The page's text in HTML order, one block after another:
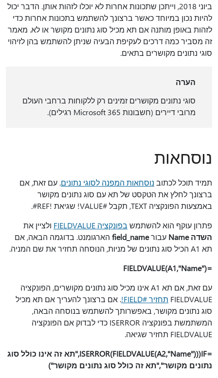
ביוני 2018, וייתכן שתכונות אחרות לא יוכלו לזהות אותן. הדבר יכול
להיות נכון במיוחד כאשר ברצונך להשתמש בתכונות אחרות כדי
לזהות באופן מותנה אם תא מכיל סוג נתונים מקושר או לא. מאמר
זה מסביר כמה דרכים לעקיפת הבעיה שניתן להשתמש בהן לזיהוי
סוגי נתונים מקושרים בתאים.
הערה
סוגי נתונים מקושרים זמינים רק ללקוחות ברחבי העולם
מרובי דיירים (חשבונות Microsoft 365 רגילים).
נוסחאות
תמיד תוכל לכתוב נוסחאות המפנה לסוגי נתונים. עם זאת, אם
ברצונך לחלץ את הטקסט של תא עם סוג נתונים מקושר
באמצעות הפונקציה TEXT, תקבל #VALUE! שגיאת ‎#REF!‎.
פתרון עוקף הוא להשתמש בפונקציה FIELDVALUE
ולציין את
השדה Name
עבורfield_name הארגומנט. בדוגמה הבאה, אם
תא A1 הכיל סוג נתונים של מניות, הנוסחה תחזיר את שם המניה.
=FIELDVALUE(A1,"Name")
עם זאת, אם תא A1 אינו מכיל סוג נתונים מקושרים, הפונקציה
FIELDVALUE תחזיר #FIELD!
. אם ברצונך להעריך אם תא מכיל
סוג נתונים מקושר, באפשרותך להשתמש בנוסחה הבאה,
המשתמשת בפונקציה ISERROR כדי לבדוק אם הפונקציה
FIELDVALUE תחזיר שגיאה.
=IF(ISERROR(FIELDVALUE(A2,"Name")),"תא זה אינו כולל סוג
נתונים מקושר","תא זה כולל סוג נתונים מקושר")